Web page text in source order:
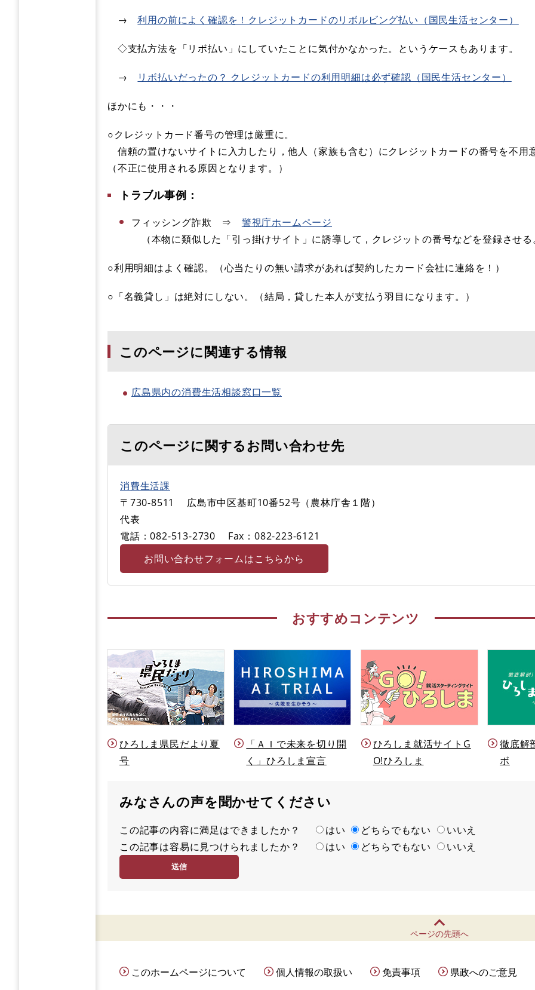
→利用の前によく確認を！クレジットカードのリボルビング払い（国民生活センター）
◇支払方法を「リボ払い」にしていたことに気付かなかった。というケースもあります。
→ リボ払いだったの？ クレジットカードの利用明細は必ず確認（国民生活センター）
ほかにも・・・
○クレジットカード番号の管理は厳重に。
信頼の置けないサイトに入力したり，他人（家族も含む）にクレジットカードの番号を不用
（不正に使用される原因となります。）
トラブル事例：
フィッシング詐欺 ⇒ 警視庁ホームページ
（本物に類似した「引っ掛けサイト」に誘導して，クレジットの番号などを登録させる
○利用明細はよく確認。（心当たりの無い請求があれば契約したカード会社に連絡を！）
○「名義貸し」は絶対にしない。（結局，貸した本人が支払う羽目になります。）
このページに関連する情報
広島県内の消費生活相談窓口一覧
このページに関するお問い合わせ先
消費生活課
〒730-8511
広島市中区基町10番52号（農林庁舎１階）
代表
電話：082-513-2730
Fax：082‐223-6121
お問い合わせフォームはこちらから
おすすめコンテンツ
ひろしま県民だより夏
号
「ＡＩで未来を切り開
く」ひろしま宣言
ひろしま就活サイトG
O!ひろしま
徹底解
ボ
みなさんの声を聞かせてください
満
足
この記事の内容に満足はできましたか？ はい どちらでもない
いいえ
容
度
この記事は容易に見つけられましたか？ はい どちらでもない いいえ
ページの先頭へ
このホームページについて 個人情報の取扱い 免責事項 県政へのご意見